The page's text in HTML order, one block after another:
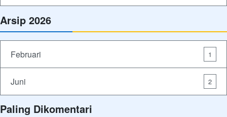
Arsip 2026
Februari 1
Juni 2
Paling Dikomentari